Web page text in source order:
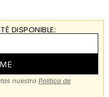
DISPONIBLE:
nuestra Política de